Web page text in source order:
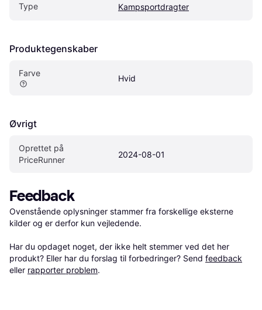
Type Kampsportdragter
Produktegenskaber
Farve
Hvid
Øvrigt
Oprettet på
PriceRunner
2024-08-01
Feedback
Ovenstående oplysninger stammer fra forskellige eksterne
kilder og er derfor kun vejledende.
Har du opdaget noget, der ikke helt stemmer ved det her
produkt? Eller har du forslag til forbedringer? Send feedback
eller rapporter problem.